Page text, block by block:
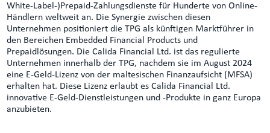
White-Label-)Prepaid-Zahlungsdienste für Hunderte von Online-
Händlern weltweit an. Die Synergie zwischen diesen
Unternehmen positioniert die TPG als künftigen Marktführer in
den Bereichen Embedded Financial Products und
Prepaidlösungen. Die Calida Financial Ltd. ist das regulierte
Unternehmen innerhalb der TPG, nachdem sie im August 2024
eine E-Geld-Lizenz von der maltesischen Finanzaufsicht (MFSA)
erhalten hat. Diese Lizenz erlaubt es Calida Financial Ltd.
innovative E-Geld-Dienstleistungen und -Produkte in ganz Europa
anzubieten.